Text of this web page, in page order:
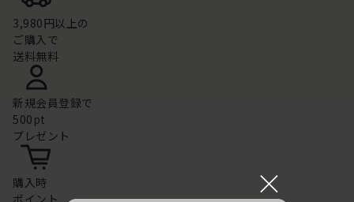
3,980円以上の
ご購入で
送料無料
新規会員登録で
500pt
プレゼント
購入時
ポイント
×